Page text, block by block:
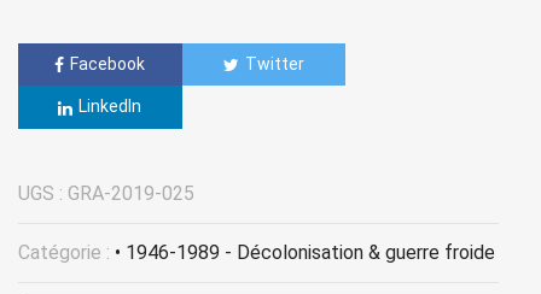
Facebook Twitter
LinkedIn
UGS : GRA-2019-025
Catégorie : • 1946-1989 - Décolonisation & guerre froide